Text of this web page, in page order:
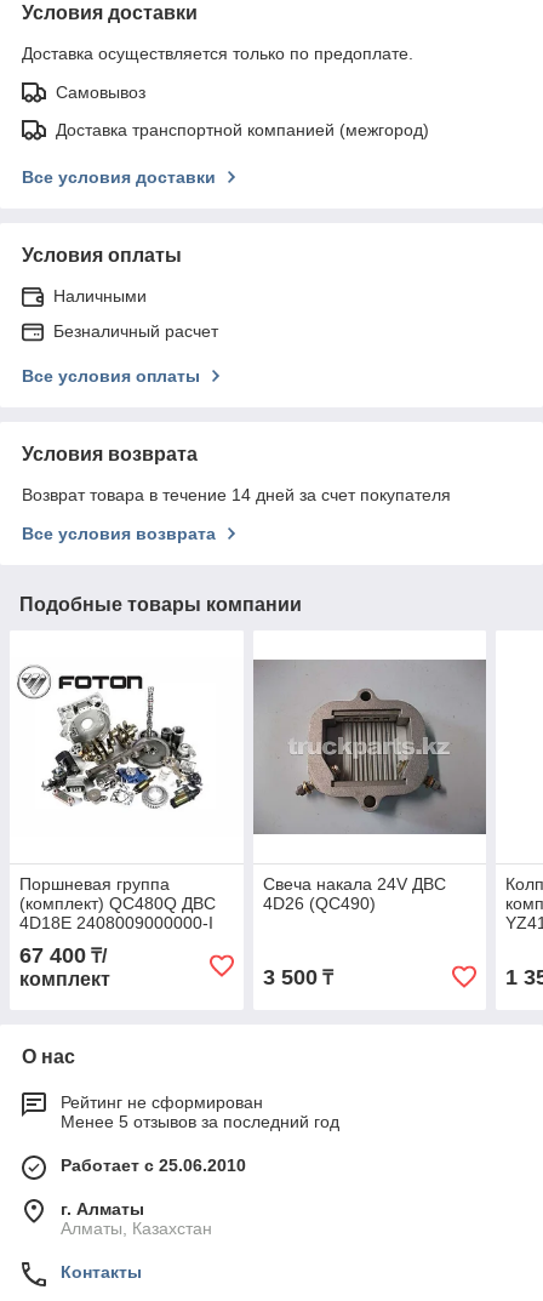
Условия доставки
Доставка осуществляется только по предоплате.
Самовывоз
Доставка транспортной компанией (межгород)
Все условия доставки
Условия оплаты
Наличными
Безналичный расчет
Все условия оплаты
Условия возврата
Возврат товара в течение 14 дней за счет покупателя
Все условия возврата
Подобные товары компании
Поршневая группа
(комплект) QC480Q ДВС
4D18E 2408009000000-I
67 400 ₸/
комплект
Свеча накала 24V ДВС
4D26 (QC490)
3 500₸ 1
О нас
Рейтинг не сформирован
Менее 5 отзывов за последний год
Работает с 25.06.2010
г. Алматы
Алматы, Казахстан
Контакты